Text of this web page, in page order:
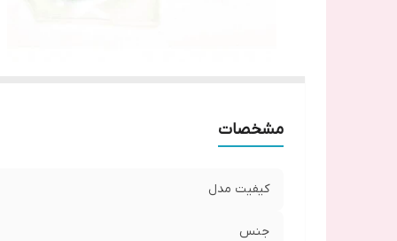
مشخصات
کیفیت مدل
جنس